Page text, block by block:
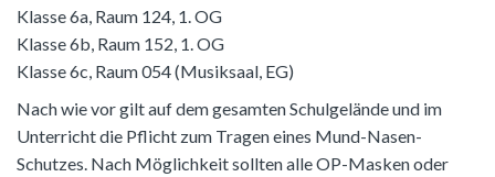
Klasse 6a, Raum 124, 1. OG
Klasse 6b, Raum 152, 1. OG
Klasse 6c, Raum 054 (Musiksaal, EG)
Nach wie vor gilt auf dem gesamten Schulgelände und im
Unterricht die Pflicht zum Tragen eines Mund-Nasen-
Schutzes. Nach Möglichkeit sollten alle OP-Masken oder